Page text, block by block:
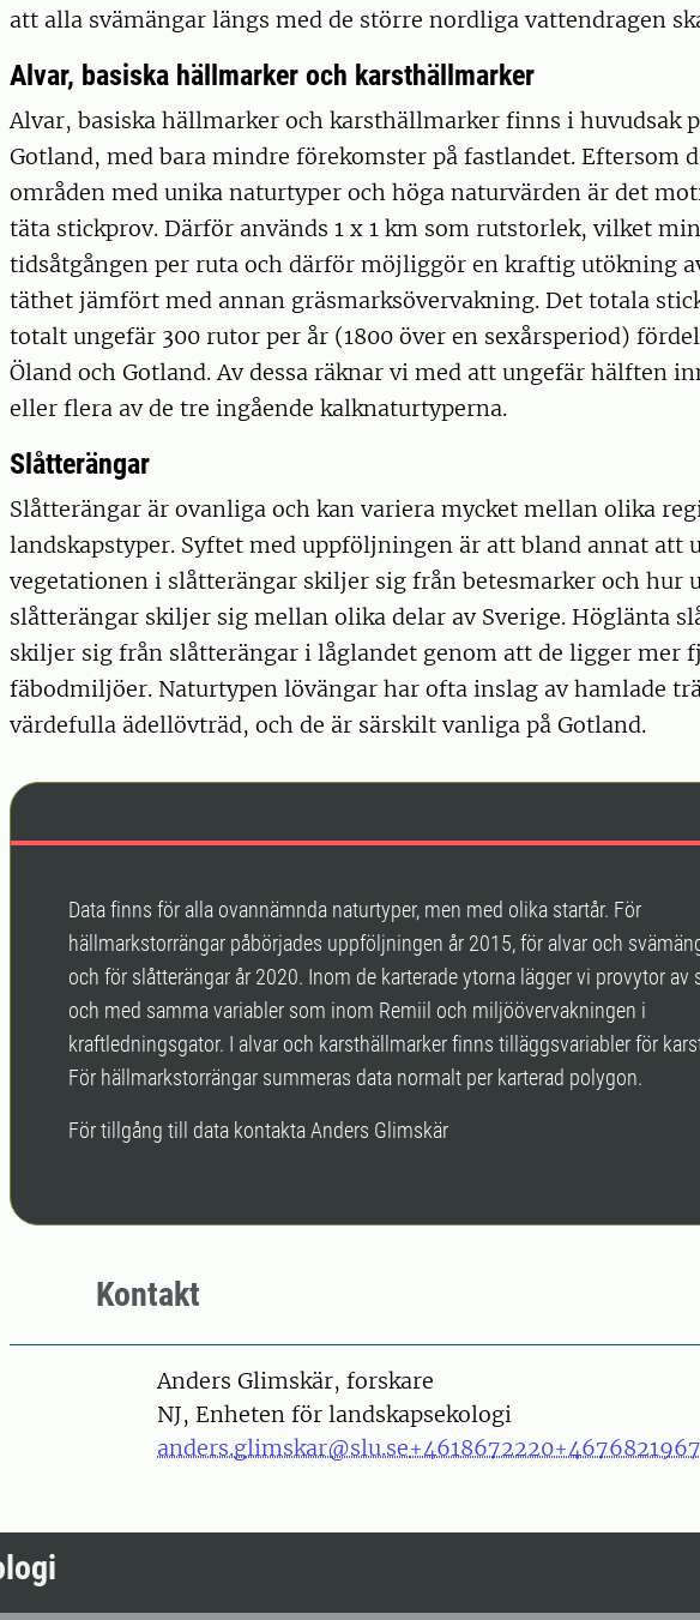
att alla svämängar längs med de större nordliga vattendragen
Alvar, basiska hällmarker och karsthällmarker
Alvar, basiska hällmarker och karsthällmarker finns i huvudsak
Gotland, med bara mindre förekomster på fastlandet. Eftersom
områden med unika naturtyper och höga naturvärden är det
täta stickprov. Därför används 1 x 1 km som rutstorlek, vilket
tidsåtgången per ruta och därför möjliggör en kraftig utökning
täthet jämfört med annan gräsmarksövervakning. Det totala
totalt ungefär 300 rutor per år (1800 över en sexårsperiod)
Öland och Gotland. Av dessa räknar vi med att ungefär hälften
eller flera av de tre ingående kalknaturtyperna.
Slåtterängar
Slåtterängar är ovanliga och kan variera mycket mellan olika
landskapstyper. Syftet med uppföljningen är att bland annat att
vegetationen i slåtterängar skiljer sig från betesmarker och hur
slåtterängar skiljer sig mellan olika delar av Sverige. Höglänta
skiljer sig från slåtterängar i låglandet genom att de ligger mer
fäbodmiljöer. Naturtypen lövängar har ofta inslag av hamlade
värdefulla ädellövträd, och de är särskilt vanliga på Gotland.
Data finns för alla ovannämnda naturtyper, men med olika startår. För
hällmarkstorrängar påbörjades uppföljningen år 2015, för alvar och
och för slåtterängar år 2020. Inom de karterade ytorna lägger vi provytor av
och med samma variabler som inom Remiil och miljöövervakningen i
kraftledningsgator. I alvar och karsthällmarker finns tilläggsvariabler för
För hällmarkstorrängar summeras data normalt per karterad polygon.
För tillgång till data kontakta Anders Glimskär
Kontakt
PersonAnders Glimskär, forskare
NJ, Enheten för landskapsekologi
anders.glimskar@slu.se+4618672220